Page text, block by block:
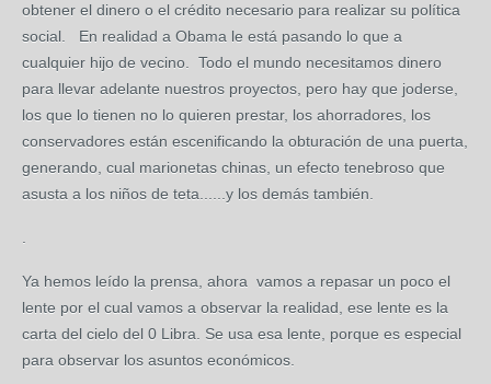
obtener el dinero o el crédito necesario para realizar su política
social. En realidad a Obama le está pasando lo que a
cualquier hijo de vecino. Todo el mundo necesitamos dinero
para llevar adelante nuestros proyectos, pero hay que joderse,
los que lo tienen no lo quieren prestar, los ahorradores, los
conservadores están escenificando la obturación de una puerta,
generando, cual marionetas chinas, un efecto tenebroso que
asusta a los niños de teta......y los demás también.
Ya hemos leído la prensa, ahora vamos a repasar un poco el
lente por el cual vamos a observar la realidad, ese lente es la
carta del cielo del 0 Libra. Se usa esa lente, porque es especial
para observar los asuntos económicos.